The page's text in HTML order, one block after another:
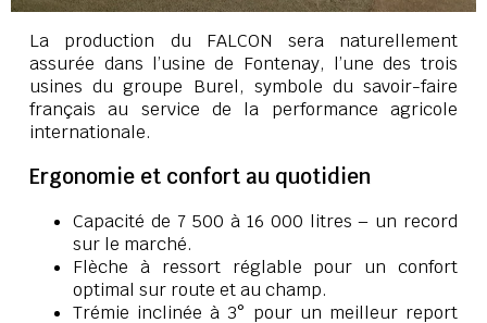
La production du FALCON sera naturellement
assurée dans l’usine de Fontenay, l’une des trois
usines du groupe Burel, symbole du savoir-faire
français au service de la performance agricole
internationale.
Ergonomie et confort au quotidien
Capacité de 7 500 à 16 000 litres – un record
sur le marché.
Flèche à ressort réglable pour un confort
optimal sur route et au champ.
Trémie inclinée à 3° pour un meilleur report